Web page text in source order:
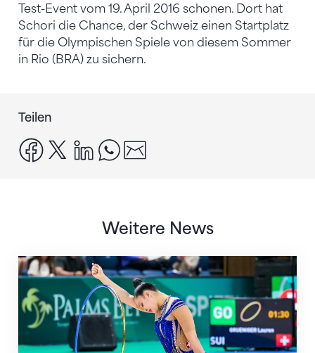
Test-Event vom 19. April 2016 schonen. Dort hat
Schori die Chance, der Schweiz einen Startplatz
für die Olympischen Spiele von diesem Sommer
in Rio (BRA) zu sichern.
Teilen
facebook
x linkedinwhatsapp
Weitere News
Nächster Halt: Weltmeisterschaft